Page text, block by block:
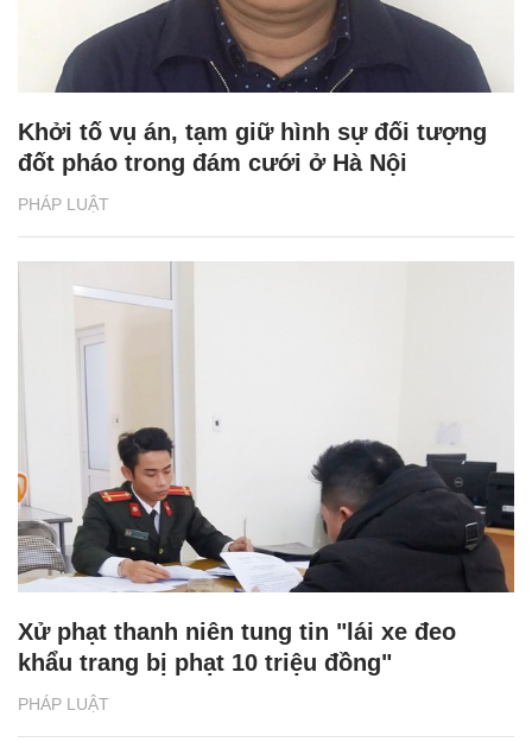
PHÁP LUẬT
Khởi tố vụ án, tạm giữ hình sự đối tượng
đốt pháo trong đám cưới ở Hà Nội
PHÁP LUẬT
Xử phạt thanh niên tung tin "lái xe đeo
khẩu trang bị phạt 10 triệu đồng"